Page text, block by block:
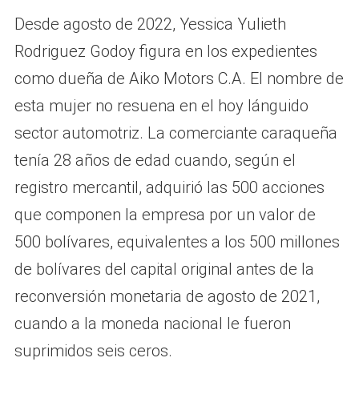
Desde agosto de 2022, Yessica Yulieth
Rodriguez Godoy figura en los expedientes
como dueña de Aiko Motors C.A. El nombre de
esta mujer no resuena en el hoy lánguido
sector automotriz. La comerciante caraqueña
tenía 28 años de edad cuando, según el
registro mercantil, adquirió las 500 acciones
que componen la empresa por un valor de
500 bolívares, equivalentes a los 500 millones
de bolívares del capital original antes de la
reconversión monetaria de agosto de 2021,
cuando a la moneda nacional le fueron
suprimidos seis ceros.